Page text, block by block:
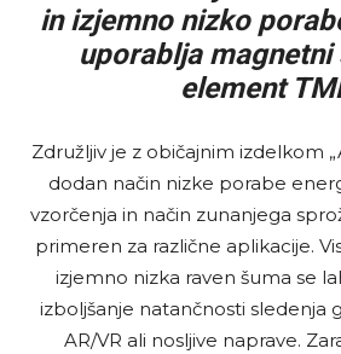
in izjemno nizko
uporablja magnetni
element
Združljiv je z običajnim izdelkom
dodan način nizke porabe
vzorčenja in način zunanjega
primeren za različne aplikacije.
izjemno nizka raven šuma se
izboljšanje natančnosti sledenja
AR/VR ali nosljive naprave.